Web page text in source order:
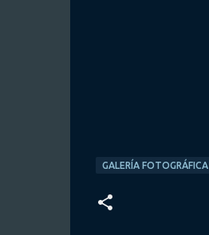
GALERÍA FOTOGRÁFICA